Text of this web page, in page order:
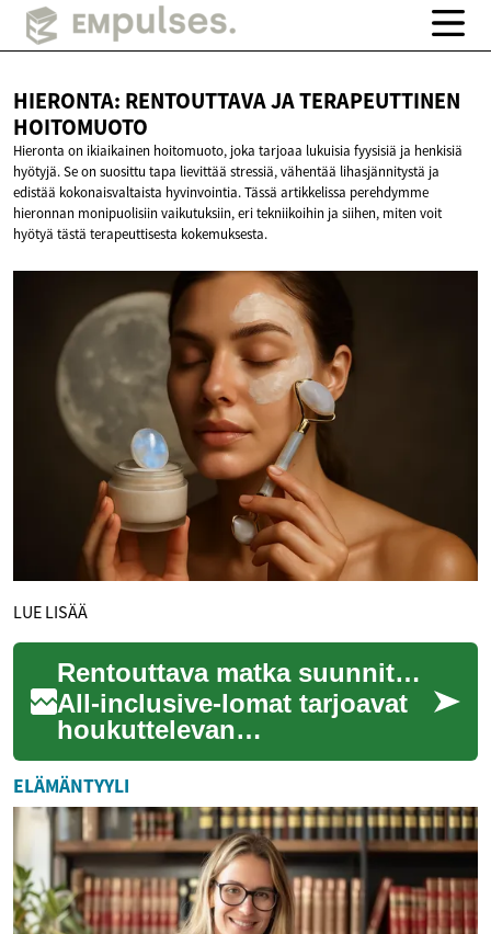
HIERONTA: RENTOUTTAVA JATERAPEUTTINEN
HOITOMUOTO
Hieronta on ikiaikainen hoitomuoto, joka tarjoaa lukuisia fyysisiä ja henkisiä
hyötyjä. Se on suosittu tapa lievittää stressiä, vähentää lihasjännitystä ja
edistää kokonaisvaltaista hyvinvointia. Tässä artikkelissa perehdymme
hieronnan monipuolisiin vaikutuksiin, eri tekniikoihin ja siihen, miten voit
hyötyä tästä terapeuttisesta kokemuksesta.
LUE LISÄÄ
Rentouttava matka suunniteltuna valmiiksi
All-inclusive-lomat tarjoavat
houkuttelevan
mahdollisuuden irrottautua
arjesta ilman huolta matkan
yksityiskohdista. ...
ELÄMÄNTYYLI